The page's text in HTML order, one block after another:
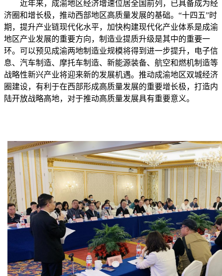
近年来，成渝地区经济增速位居全国前列，已具备成为经
济圈和增长极，推动西部地区高质量发展的基础。“十四五”时
期，提升产业链现代化水平，加快构建现代化产业体系是成渝
地区产业发展的重要方向，制造业提质升级是其中的重要一
环。可以预见成渝两地制造业规模将得到进一步提升，电子信
息、汽车制造、摩托车制造、新能源装备、航空和燃机制造等
战略性新兴产业将迎来新的发展机遇。推动成渝地区双城经济
圈建设，有利于在西部形成高质量发展的重要增长极，打造内
陆开放战略高地，对于推动高质量发展具有重要意义。